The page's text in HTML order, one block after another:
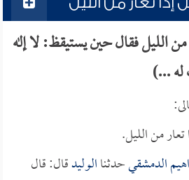
فقال حين يستيقظ: لا إله
له ...)
من الليل.
الدمشقيحدثناالوليدقال: قال